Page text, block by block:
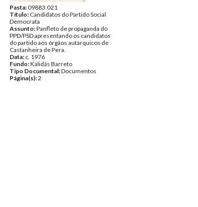
Pasta:09883.021
Título: Candidatos do Partido Social
Democrata
Assunto:Panfleto de propaganda do
PPD/PSD apresentando os candidatos
do partido aos órgãos autárquicos de
Castanheira de Pera.
Data: c. 1976
Fundo:Kalidás Barreto
Tipo Documental:Documentos
Página(s):2